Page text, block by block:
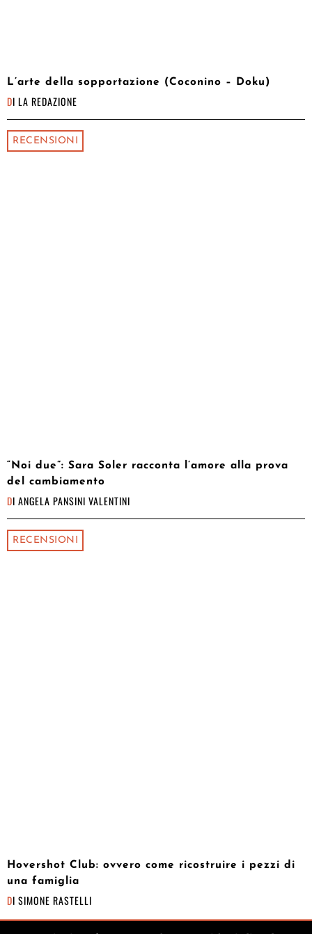
L’arte della sopportazione (Coconino – Doku)
DI LA REDAZIONE
RECENSIONI
“Noi due”: Sara Soler racconta l’amore alla prova
del cambiamento
DI ANGELA PANSINI VALENTINI
RECENSIONI
Hovershot Club: ovvero come ricostruire i pezzi di
una famiglia
DI SIMONE RASTELLI